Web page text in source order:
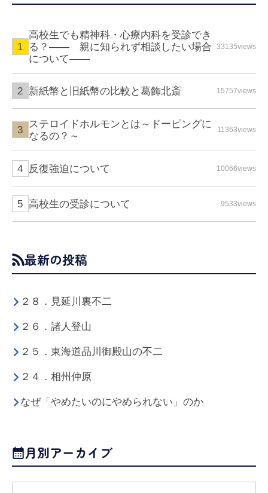
高校生でも精神科・心療内科を受診でき
る？—— 親に知られず相談したい場合
について――
33135views
新紙幣と旧紙幣の比較と葛飾北斎 15757views
ステロイドホルモンとは～ドーピングに
なるの？～
11363views
反復強迫について 10066views
高校生の受診について 9533views
最新の投稿
２８．見延川裏不二
２６．諸人登山
２５．東海道品川御殿山の不二
２４．相州仲原
なぜ「やめたいのにやめられない」のか
月別アーカイブ